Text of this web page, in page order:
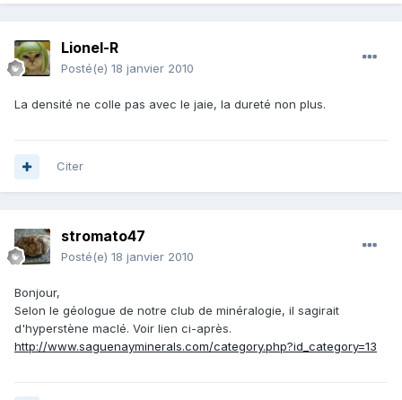
Lionel-R
Posté(e) 18 janvier 2010
La densité ne colle pas avec le jaie, la dureté non plus.
Citer
stromato47
Posté(e) 18 janvier 2010
Bonjour,
Selon le géologue de notre club de minéralogie, il sagirait
d'hyperstène maclé. Voir lien ci-après.
http://www.saguenayminerals.com/category.php?id_category=13